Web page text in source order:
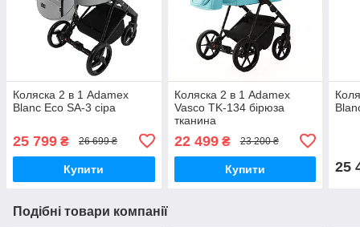
Коляска 2 в 1 Adamex
Blanc Eco SA-3 сіра
25 799 ₴ 26 699 ₴
Купити
Коляска 2 в 1 Adamex
Vasco TK-134 бірюза
тканина
22 499₴ 23 200 ₴
Купити 25
Подібні товари компанії